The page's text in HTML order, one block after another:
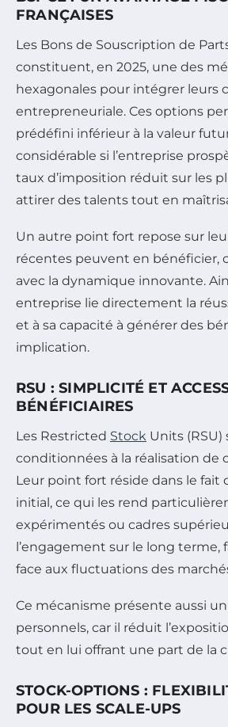
FRANÇAISES
Les Bons de Souscription de
constituent, en 2025, une des
hexagonales pour intégrer leurs
entrepreneuriale. Ces options
prédéfini inférieur à la valeur
considérable si l’entreprise
taux d’imposition réduit sur les
attirer des talents tout en
Un autre point fort repose sur
récentes peuvent en bénéficier,
avec la dynamique innovante.
entreprise lie directement la
et à sa capacité à générer des
implication.
RSU : SIMPLICITÉ ET
BÉNÉFICIAIRES
Les Restricted Stock Units
conditionnées à la réalisation de
Leur point fort réside dans le fait
initial, ce qui les rend
expérimentés ou cadres
l’engagement sur le long
face aux fluctuations des
Ce mécanisme présente aussi
personnels, car il réduit
tout en lui offrant une part de la
STOCK-OPTIONS :
POUR LES SCALE-UPS